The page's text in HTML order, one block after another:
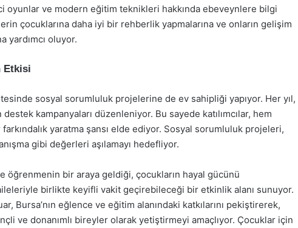
oyunlar ve modern eğitim teknikleri hakkında ebeveynlere bilgi
çocuklarına daha iyi bir rehberlik yapmalarına ve onların gelişim
yardımcı oluyor.
Etkisi
sosyal sorumluluk projelerine de ev sahipliği yapıyor. Her yıl,
kampanyaları düzenleniyor. Bu sayede katılımcılar, hem
yaratma şansı elde ediyor. Sosyal sorumluluk projeleri,
gibi değerleri aşılamayı hedefliyor.
öğrenmenin bir araya geldiği, çocukların hayal gücünü
birlikte keyifli vakit geçirebileceği bir etkinlik alanı sunuyor.
Bursa’nın eğlence ve eğitim alanındaki katkılarını pekiştirerek,
ve donanımlı bireyler olarak yetiştirmeyi amaçlıyor. Çocuklar için